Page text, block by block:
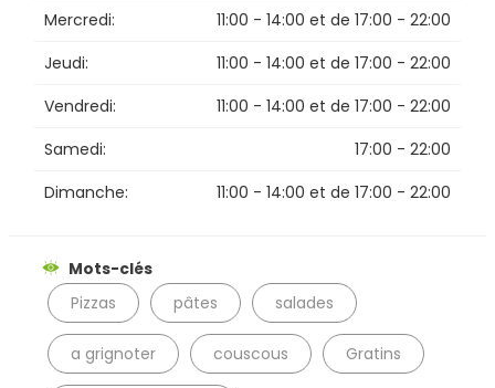
Mercredi:
11:00 - 14:00 et de 17:00 - 22:00
Jeudi:
11:00 - 14:00 et de 17:00 - 22:00
Vendredi:
11:00 - 14:00 et de 17:00 - 22:00
Samedi:
17:00 - 22:00
Dimanche:
11:00 - 14:00 et de 17:00 - 22:00
Mots-clés
Pizzas
pâtes salades
a grignoter couscous Gratins